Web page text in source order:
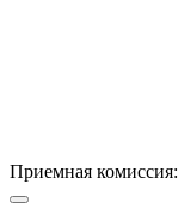
Приемная комиссия: